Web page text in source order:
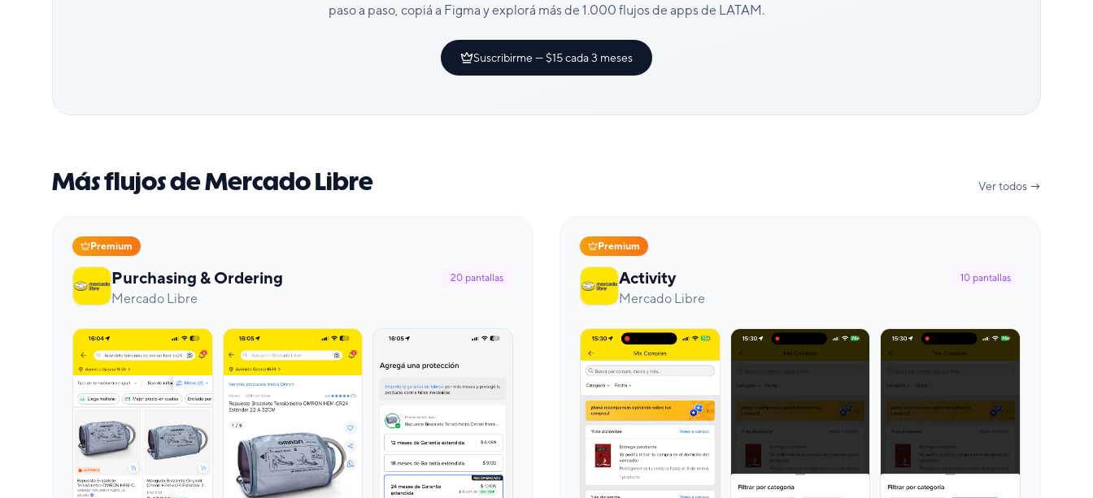
paso a paso, copiá a Figma y explorá más de 1.000 flujos de apps de LATAM.
Suscribirme — $15 cada 3 meses
Más flujos de Mercado Libre Ver todos →
Premium
Purchasing & Ordering
Mercado Libre
20 pantallas
Premium
Activity
Mercado Libre
10 pantallas